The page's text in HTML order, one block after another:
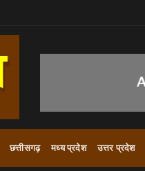
छत्तीसगढ़ मध्य प्रदेश उत्तर प्रदेश